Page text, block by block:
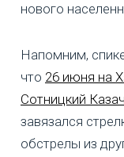
нового
Напомним,
что 26 июня на
Сотницкий
завязался
обстрелы из